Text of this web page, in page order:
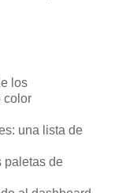
los
color
una lista de
paletas de